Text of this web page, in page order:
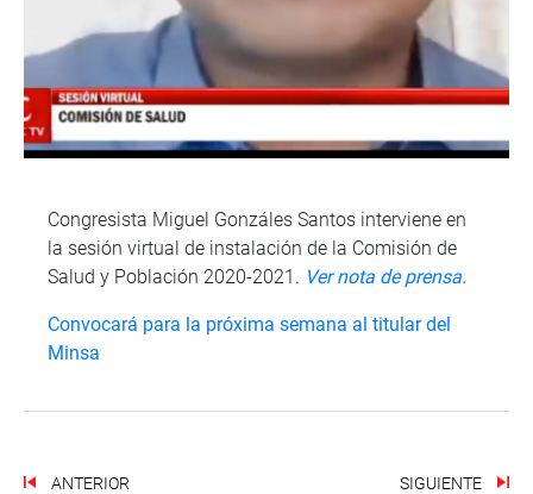
Congresista Miguel Gonzáles Santos interviene en
la sesión virtual de instalación de la Comisión de
Salud y Población 2020-2021. Ver nota de prensa.
Convocará para la próxima semana al titular del
Minsa
ANTERIOR SIGUIENTE